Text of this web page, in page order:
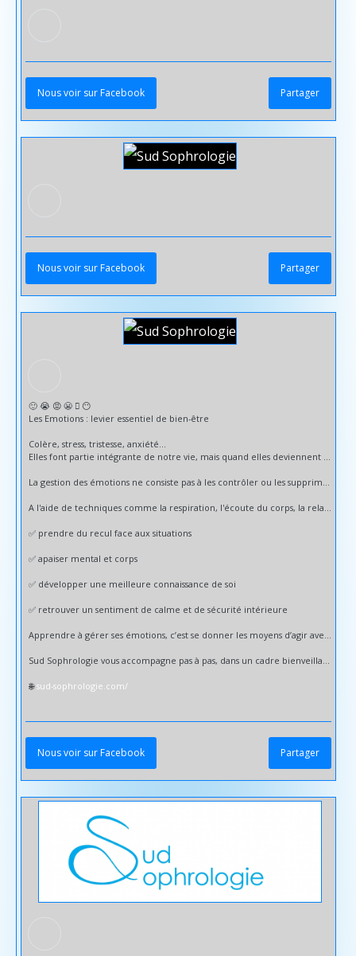
Nous voir sur Facebook Partager
Nous voir sur Facebook Partager
🙂 😭 😡 😬 🫩 😶
Les Emotions : levier essentiel de bien-être
Colère, stress, tristesse, anxiété…
Elles font partie intégrante de notre vie, mais quand elles deviennent envahissantes, elles peuvent impacter notre équilibre personnel et professionnel.
La gestion des émotions ne consiste pas à les contrôler ou les supprimer, mais à mieux les comprendre, les accueillir et les réguler.
A l'aide de techniques comme la respiration, l'écoute du corps, la relaxation et la visualisation, il devient possible de :
✅️ prendre du recul face aux situations
✅️ apaiser mental et corps
✅️ développer une meilleure connaissance de soi
✅️ retrouver un sentiment de calme et de sécurité intérieure
Apprendre à gérer ses émotions, c’est se donner les moyens d’agir avec plus de sérénité au quotidien
Sud Sophrologie vous accompagne pas à pas, dans un cadre bienveillant et personnalisé.
🌐sud-sophrologie.com/
Nous voir sur Facebook Partager